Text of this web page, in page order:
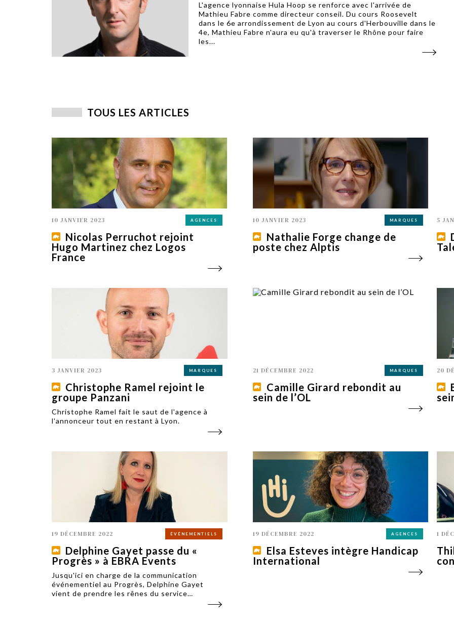
L'agence lyonnaise Hula Hoop se renforce avec l'arrivée de
Mathieu Fabre comme directeur conseil. Du cours Roosevelt
dans le 6e arrondissement de Lyon au cours d'Herbouville dans le
4e, Mathieu Fabre n'aura eu qu'à traverser le Rhône pour faire
les...
TOUS LES ARTICLES
10 JANVIER 2023 AGENCES
Nicolas Perruchot rejoint
Hugo Martinez chez Logos
France
10 JANVIER 2023 MARQUES
Nathalie Forge change de
poste chez Alptis
5
3 JANVIER 2023 MARQUES
Christophe Ramel rejoint le
groupe Panzani
Christophe Ramel fait le saut de l'agence à
l'annonceur tout en restant à Lyon.
21 DÉCEMBRE 2022 MARQUES
Camille Girard rebondit au
sein de l’OL
20
19 DÉCEMBRE 2022 ÉVÉNEMENTIELS
Delphine Gayet passe du «
Progrès » à EBRA Events
Jusqu'ici en charge de la communication
événementiel au Progrès, Delphine Gayet
vient de prendre les rênes du service
communication d'EBRA Events, une des filiales
19 DÉCEMBRE 2022 AGENCES
Elsa Esteves intègre Handicap
International
1